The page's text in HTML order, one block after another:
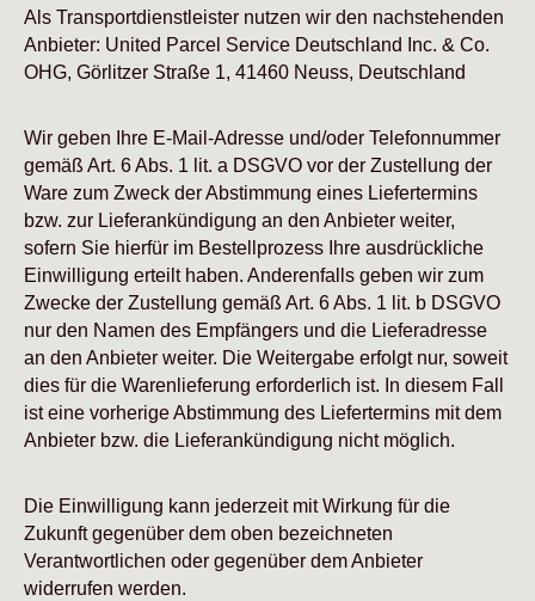
Als Transportdienstleister nutzen wir den nachstehenden
Anbieter: United Parcel Service Deutschland Inc. & Co.
OHG, Görlitzer Straße 1, 41460 Neuss, Deutschland
Wir geben Ihre E-Mail-Adresse und/oder Telefonnummer
gemäß Art. 6 Abs. 1 lit. a DSGVO vor der Zustellung der
Ware zum Zweck der Abstimmung eines Liefertermins
bzw. zur Lieferankündigung an den Anbieter weiter,
sofern Sie hierfür im Bestellprozess Ihre ausdrückliche
Einwilligung erteilt haben. Anderenfalls geben wir zum
Zwecke der Zustellung gemäß Art. 6 Abs. 1 lit. b DSGVO
nur den Namen des Empfängers und die Lieferadresse
an den Anbieter weiter. Die Weitergabe erfolgt nur, soweit
dies für die Warenlieferung erforderlich ist. In diesem Fall
ist eine vorherige Abstimmung des Liefertermins mit dem
Anbieter bzw. die Lieferankündigung nicht möglich.
Die Einwilligung kann jederzeit mit Wirkung für die
Zukunft gegenüber dem oben bezeichneten
Verantwortlichen oder gegenüber dem Anbieter
widerrufen werden.